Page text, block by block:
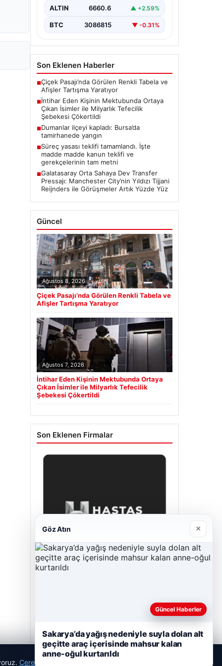
belirterek yaşamına son veren bir
yer alan…
ALTIN 6660.6 ▲ +2.59%
BTC 3086815 ▼ -0.31%
Son Eklenen Haberler
■Çiçek Pasajı’nda Görülen Renkli Tabela ve
Afişler Tartışma Yaratıyor
■İntihar Eden Kişinin Mektubunda Ortaya
Çıkan İsimler ile Milyarlık Tefecilik
Şebekesi Çökertildi
■Dumanlar ilçeyi kapladı: Bursa’da
tamirhanede yangın
■Süreç yasası teklifi tamamlandı. İşte
madde madde kanun teklifi ve
gerekçelerinin tam metni
■Galatasaray Orta Sahaya Dev Transfer
Pressajı: Manchester City’nin Yıldızı Tijjani
Reijnders ile Görüşmeler Artık Yüzde Yüz
Güncel
Ağustos 8, 2026
Çiçek Pasajı’nda Görülen Renkli Tabela ve
Afişler Tartışma Yaratıyor
Ağustos 7, 2026
İntihar Eden Kişinin Mektubunda Ortaya
Çıkan İsimler ile Milyarlık Tefecilik
Şebekesi Çökertildi
Son Eklenen Firmalar
Çerez Politikamız
Göz Atın ×
Güncel Haberler
Sakarya’da yağış nedeniyle suyla dolan alt
geçitte araç içerisinde mahsur kalan
anne-oğul kurtarıldı